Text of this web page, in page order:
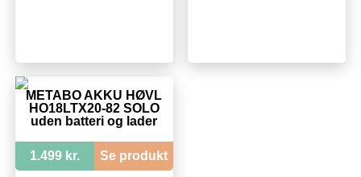
METABO AKKU HØVL
HO18LTX20-82 SOLO
uden batteri og lader
1.499 kr. Se produkt